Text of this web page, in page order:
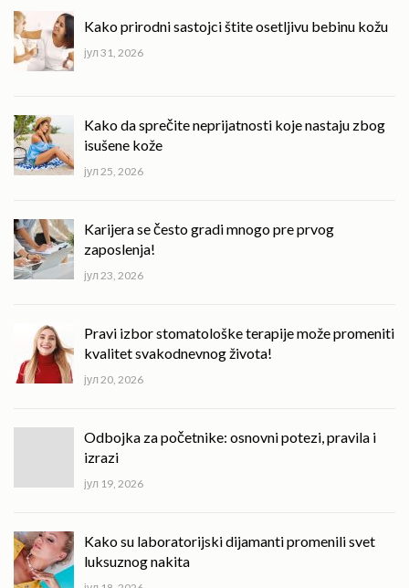
Kako prirodni sastojci štite osetljivu bebinu kožu
јул 31, 2026
Kako da sprečite neprijatnosti koje nastaju zbog
isušene kože
јул 25, 2026
Karijera se često gradi mnogo pre prvog
zaposlenja!
јул 23, 2026
Pravi izbor stomatološke terapije može promeniti
kvalitet svakodnevnog života!
јул 20, 2026
Odbojka za početnike: osnovni potezi, pravila i
izrazi
јул 19, 2026
Kako su laboratorijski dijamanti promenili svet
luksuznog nakita